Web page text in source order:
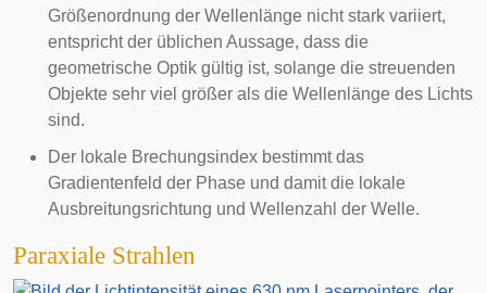
Größenordnung der Wellenlänge nicht stark variiert,
entspricht der üblichen Aussage, dass die
geometrische Optik gültig ist, solange die streuenden
Objekte sehr viel größer als die Wellenlänge des Lichts
sind.
Der lokale Brechungsindex bestimmt das
Gradientenfeld der Phase und damit die lokale
Ausbreitungsrichtung und Wellenzahl der Welle.
Paraxiale Strahlen